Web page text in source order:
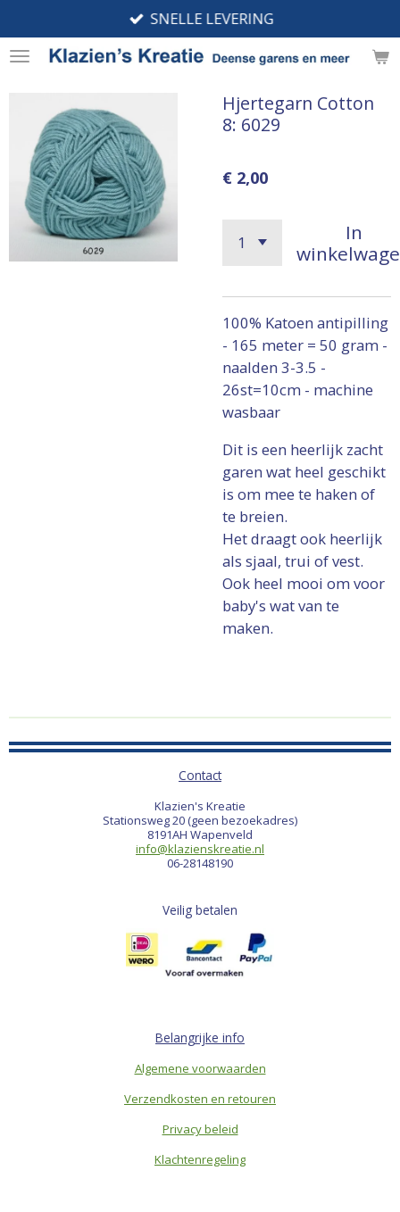
direct
naar
hoofdinhoud
SNELLE LEVERING
Hjertegarn Cotton
8: 6029
€ 2,00
In
100% Katoen antipilling
- 165 meter = 50 gram -
naalden 3-3.5 -
26st=10cm - machine
wasbaar
Dit is een heerlijk zacht
garen wat heel geschikt
is om mee te haken of
te breien.
Het draagt ook heerlijk
als sjaal, trui of vest.
Ook heel mooi om voor
baby's wat van te
maken.
Contact
Klazien's Kreatie
Stationsweg 20 (geen bezoekadres)
8191AH Wapenveld
info@klazienskreatie.nl
06-28148190
Veilig betalen
Belangrijke info
Algemene voorwaarden
Verzendkosten en retouren
Privacy beleid
Klachtenregeling